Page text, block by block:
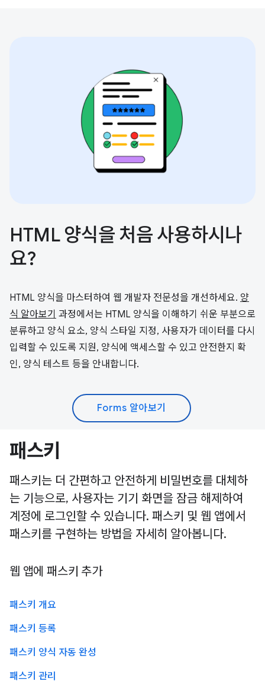
HTML 양식을 처음 사용하시나
요?
HTML 양식을 마스터하여 웹 개발자 전문성을 개선하세요. 양
식 알아보기 과정에서는 HTML 양식을 이해하기 쉬운 부분으로
분류하고 양식 요소, 양식 스타일 지정, 사용자가 데이터를 다시
입력할 수 있도록 지원, 양식에 액세스할 수 있고 안전한지 확
인, 양식 테스트 등을 안내합니다.
Forms 알아보기
패스키
패스키는 더 간편하고 안전하게 비밀번호를 대체하
는 기능으로, 사용자는 기기 화면을 잠금 해제하여
계정에 로그인할 수 있습니다. 패스키 및 웹 앱에서
패스키를 구현하는 방법을 자세히 알아봅니다.
웹 앱에 패스키 추가
패스키 개요
패스키 등록
패스키 양식 자동 완성
패스키 관리